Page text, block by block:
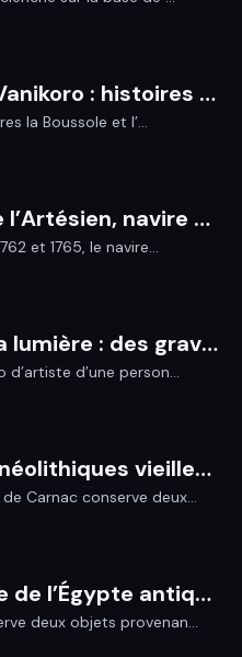
11. L’inconnu de Vanikoro : histoires humaines et botaniques, de Brest aux Îles Salomon
la Boussole et l’...
10. Un modèle de l’Artésien, navire de guerre du 18ème siècle
et 1765, le navire...
9. De l’ombre à la lumière : des gravures inédites de Jean Moulin, alias Romanin
d’artiste d’une person...
8. Deux statues néolithiques vieilles de plus de 4000 ans
Carnac conserve deux...
7. Un sarcophage de l’Égypte antique à Vitré
deux objets provenan...